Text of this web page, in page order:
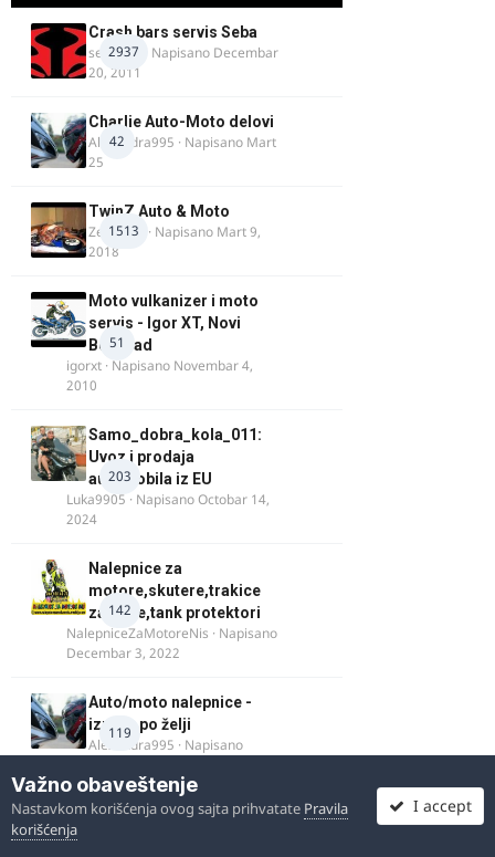
2937
Crash bars servis Seba
seba011 · Napisano Decembar
20, 2011
42
Charlie Auto-Moto delovi
Alexandra995 · Napisano Mart
25
1513
TwinZ Auto & Moto
Zeljkamp · Napisano Mart 9,
2018
51
Moto vulkanizer i moto
servis - Igor XT, Novi
Beograd
igorxt · Napisano Novembar 4,
2010
203
Samo_dobra_kola_011:
Uvoz i prodaja
automobila iz EU
Luka9905 · NapisanoOctobar 14,
2024
142
Nalepnice za
motore,skutere,trakice
za felne,tank protektori
NalepniceZaMotoreNis · Napisano
Decembar 3, 2022
119
Auto/moto nalepnice -
izrada po želji
Alexandra995 · Napisano
Nosač moto točka Wheel
Važno obaveštenje
Nastavkom korišćenja ovog sajta prihvatate Pravila
korišćenja
I accept